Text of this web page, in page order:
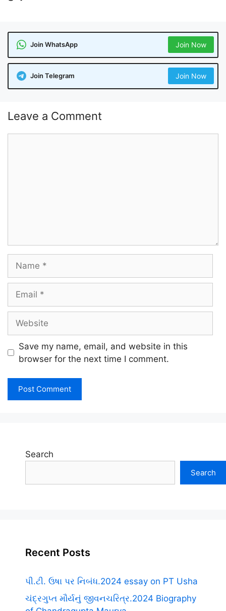
Join WhatsApp Join Now
Join Telegram Join Now
Leave a Comment
Save my name, email, and website in this
browser for the next time I comment.
Search
Search
Recent Posts
પી.ટી. ઉષા પર નિબંધ.2024 essay on PT Usha
ચંદ્રગુપ્ત મૌર્યનું જીવનચરિત્ર.2024 Biography